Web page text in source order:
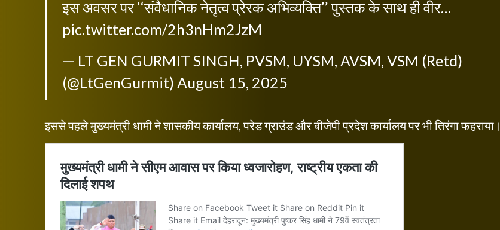
इस अवसर पर ‘‘संवैधानिक नेतृत्व प्रेरक अभिव्यक्ति’’ पुस्तक के साथ ही वीर…
pic.twitter.com/2h3nHm2JzM
— LT GEN GURMIT SINGH, PVSM, UYSM, AVSM, VSM (Retd)
(@LtGenGurmit) August 15, 2025
इससे पहले मुख्यमंत्री धामी ने शासकीय कार्यालय, परेड ग्राउंड और बीजेपी प्रदेश कार्यालय पर भी तिरंगा फहराया।